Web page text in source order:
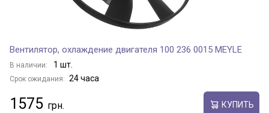
Вентилятор, охлаждение двигателя 100 236 0015 MEYLE
В наличии: 1 шт.
Срок ожидания: 24 часа
1575 КУПИТЬ